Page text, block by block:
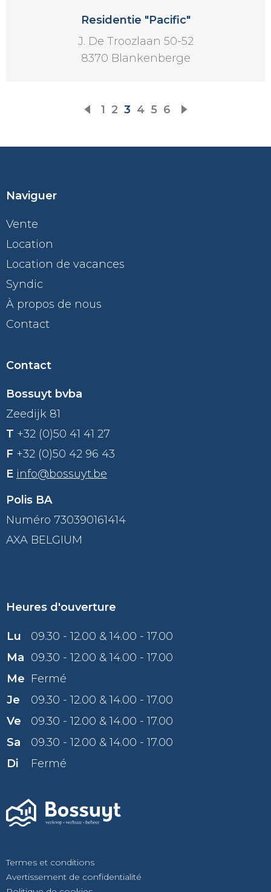
Residentie "Pacific"
J. De Troozlaan 50-52
8370 Blankenberge
1 2 3 4 5 6
Naviguer
Vente
Location
Location de vacances
Syndic
À propos de nous
Contact
Contact
Bossuyt bvba
Zeedijk 81
T +32 (0)50 41 41 27
F +32 (0)50 42 96 43
E info@bossuyt.be
Polis BA
Numéro 730390161414
AXA BELGIUM
Heures d'ouverture
Lu
09.30 - 12.00 & 14.00 - 17.00
Ma 09.30 - 12.00 & 14.00 - 17.00
Me Fermé
Je
09.30 - 12.00 & 14.00 - 17.00
Ve
09.30 - 12.00 & 14.00 - 17.00
Sa
09.30 - 12.00 & 14.00 - 17.00
Di
Fermé
Termes et conditions
Avertissement de confidentialité